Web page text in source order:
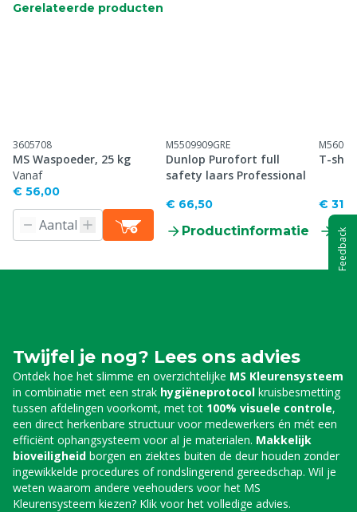
Gerelateerde producten
3605708
MS Waspoeder, 25 kg
Vanaf
€ 56,00
M5509909GRE
Dunlop Purofort full
safety laars Professional
€ 66,50
Productinformatie
T-
€
Twijfel je nog? Lees ons advies
Ontdek hoe het slimme en overzichtelijke MS Kleurensysteem
in combinatie met een strak hygiëneprotocol kruisbesmetting
tussen afdelingen voorkomt, met tot 100% visuele controle,
een direct herkenbare structuur voor medewerkers én mét een
efficiënt ophangsysteem voor al je materialen. Makkelijk
bioveiligheid borgen en ziektes buiten de deur houden zonder
ingewikkelde procedures of rondslingerend gereedschap. Wil je
weten waarom andere veehouders voor het MS
Kleurensysteem kiezen? Klik voor het volledige advies.
Feedback